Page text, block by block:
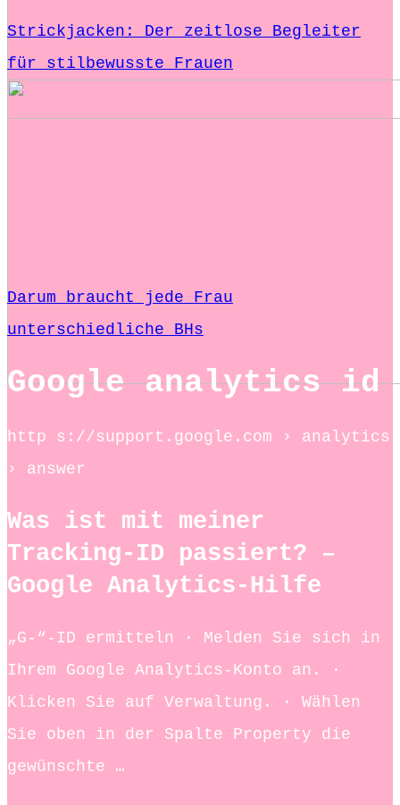
Strickjacken: Der zeitlose Begleiter
für stilbewusste Frauen
Darum braucht jede Frau
unterschiedliche BHs
Google analytics id
http s://support.google.com › analytics
› answer
Was ist mit meiner
Tracking-ID passiert? –
Google Analytics-Hilfe
„G-“-ID ermitteln · Melden Sie sich in
Ihrem Google Analytics-Konto an. ·
Klicken Sie auf Verwaltung. · Wählen
Sie oben in der Spalte Property die
gewünschte …